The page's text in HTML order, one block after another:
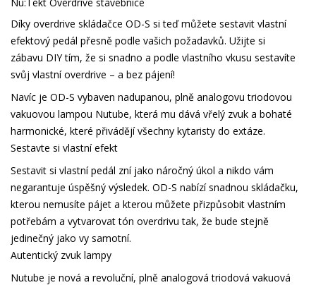
Díky overdrive skládačce OD-S si teď můžete sestavit vlastní
efektový pedál přesně podle vašich požadavků. Užijte si
zábavu DIY tím, že si snadno a podle vlastního vkusu sestavíte
svůj vlastní overdrive – a bez pájení!
Navíc je OD-S vybaven nadupanou, plně analogovu triodovou
vakuovou lampou Nutube, která mu dává vřelý zvuk a bohaté
harmonické, které přivádějí všechny kytaristy do extáze.
Sestavte si vlastní efekt
Sestavit si vlastní pedál zní jako náročný úkol a nikdo vám
negarantuje úspěšný výsledek. OD-S nabízí snadnou skládačku,
kterou nemusíte pájet a kterou můžete přizpůsobit vlastním
potřebám a vytvarovat tón overdrivu tak, že bude stejně
jedinečný jako vy samotní.
Autentický zvuk lampy
Nutube je nová a revoluční, plně analogová triodová vakuová